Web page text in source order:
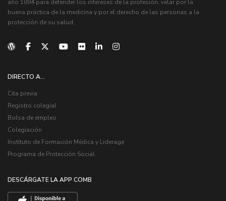
año 1894 para defender los intereses de la profesión, velar por la
buena práctica de la medicina y por el derecho de las personas a la
protección de su salud.
DIRECTO A...
Cita previa
Registro colegial
Bolsa de empleo
Colegiación
Instituto de Formación Médica y Liderage
Programa de Protección Social
DESCÁRGATE LA APP COMB